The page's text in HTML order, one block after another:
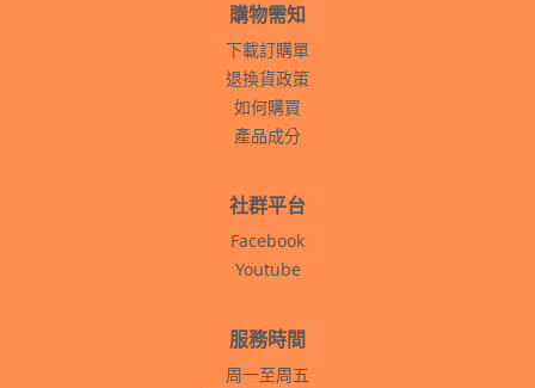
購物需知
下載訂購單
退換貨政策
如何購買
產品成分
社群平台
Facebook
Youtube
服務時間
周一至周五